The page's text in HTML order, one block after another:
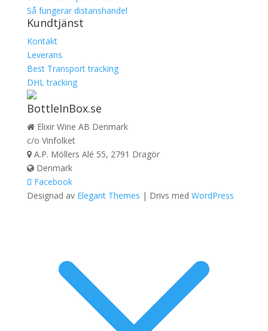
Så fungerar distanshandel
Kundtjänst
Kontakt
Leverans
Best Transport tracking
DHL tracking
BottleInBox.se
Elixir Wine AB Denmark
c/o Vinfolket
A.P. Möllers Alé 55, 2791 Dragör
Denmark
Facebook
Designad av Elegant Themes | Drivs med WordPress